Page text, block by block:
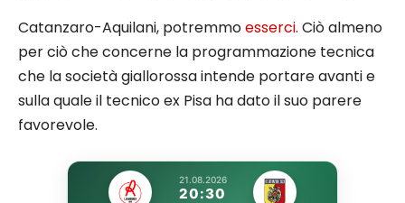
Catanzaro-Aquilani, potremmoesserci. Ciò almeno
per ciò che concerne la programmazione tecnica
che la società giallorossa intende portare avanti e
sulla quale il tecnico ex Pisa ha dato il suo parere
favorevole.
21.08.2026
20:30